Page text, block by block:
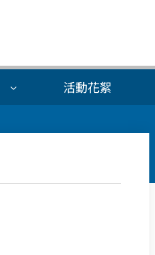
活動花絮